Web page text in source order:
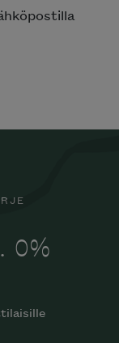
0%